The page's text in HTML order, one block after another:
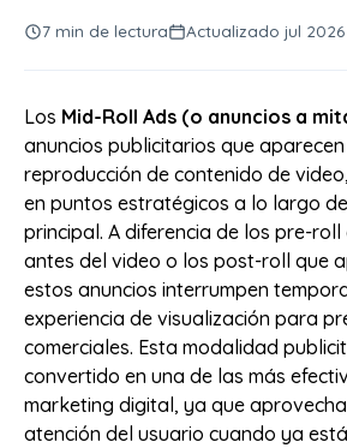
7 min de lectura Actualizado jul 2026
Los Mid-Roll Ads (o anuncios a
anuncios publicitarios que
reproducción de contenido de
en puntos estratégicos a lo largo
principal. A diferencia de los pre-roll
antes del video o los post-roll que
estos anuncios interrumpen
experiencia de visualización para
comerciales. Esta modalidad
convertido en una de las más
marketing digital, ya que
atención del usuario cuando ya